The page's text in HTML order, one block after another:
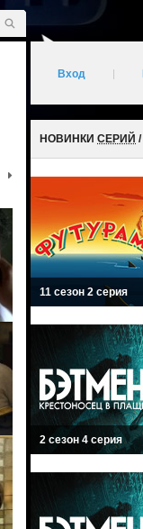
Вход
НОВИНКИ СЕРИЙ /
11 сезон 2 серия
2 сезон 4 серия